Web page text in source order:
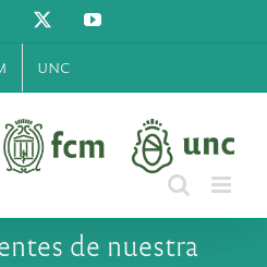
Facebook YouTube
UNC
de nuestra